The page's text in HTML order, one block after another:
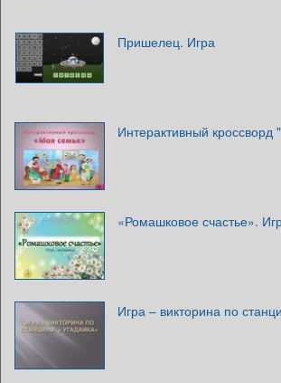
Пришелец. Игра
Интерактивный
«Ромашковое счастье».
Игра – викторина по